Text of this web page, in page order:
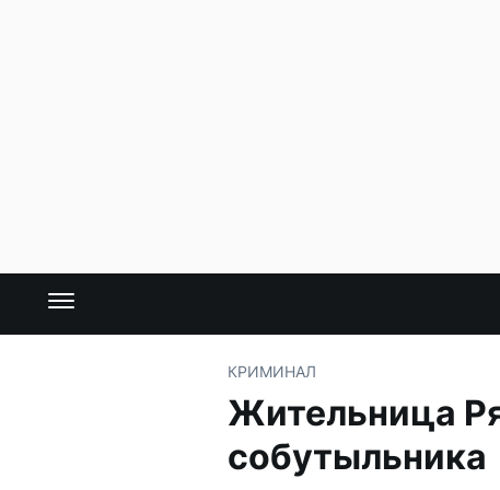
КРИМИНАЛ
Жительница
собутыльника